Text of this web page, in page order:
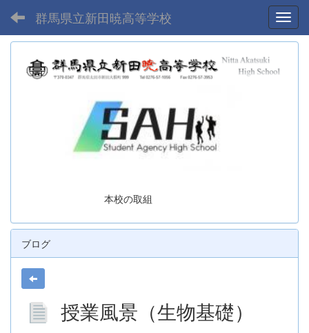
群馬県立新田暁高等学校
本校の取組
ブログ
授業風景（生物基礎）